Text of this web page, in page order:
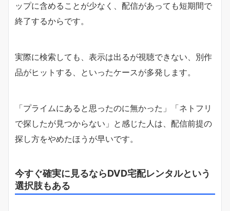
ップに含めることが少なく、配信があっても短期間で
終了するからです。
実際に検索しても、表示は出るが視聴できない、別作
品がヒットする、といったケースが多発します。
「プライムにあると思ったのに無かった」「ネトフリ
で探したが見つからない」と感じた人は、配信前提の
探し方をやめたほうが早いです。
今すぐ確実に見るならDVD宅配レンタルという
選択肢もある